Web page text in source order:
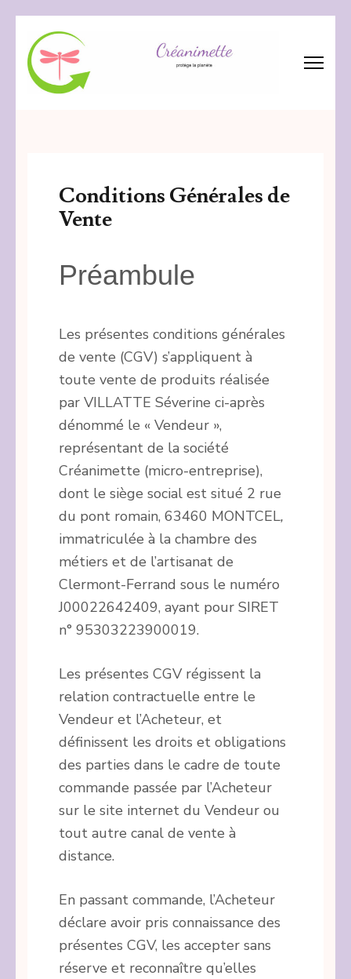
au
contenu
(Pressez
Conditions Générales de
Vente
Préambule
Les présentes conditions générales
de vente (CGV) s’appliquent à
toute vente de produits réalisée
par VILLATTE Séverine ci-après
dénommé le « Vendeur »,
représentant de la société
Créanimette (micro-entreprise),
dont le siège social est situé 2 rue
du pont romain, 63460 MONTCEL,
immatriculée à la chambre des
métiers et de l’artisanat de
Clermont-Ferrand sous le numéro
J00022642409, ayant pour SIRET
n° 95303223900019.
Les présentes CGV régissent la
relation contractuelle entre le
Vendeur et l’Acheteur, et
définissent les droits et obligations
des parties dans le cadre de toute
commande passée par l’Acheteur
sur le site internet du Vendeur ou
tout autre canal de vente à
distance.
En passant commande, l’Acheteur
déclare avoir pris connaissance des
présentes CGV, les accepter sans
réserve et reconnaître qu’elles